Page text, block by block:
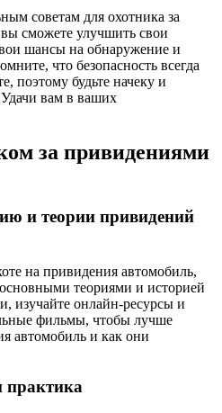
советам для охотника за
сможете улучшить свои
шансы на обнаружение и
что безопасность всегда
поэтому будьте начеку и
вам в ваших
за привидениями
и теории привидений
на привидения автомобиль,
теориями и историей
изучайте онлайн-ресурсы и
фильмы, чтобы лучше
автомобиль и как они
практика